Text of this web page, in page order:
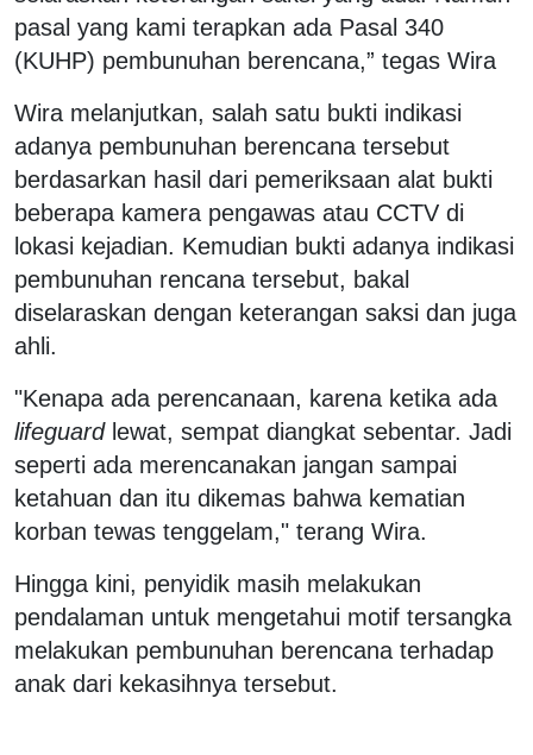
pasal yang kami terapkan ada Pasal 340
(KUHP) pembunuhan berencana,” tegas Wira
Wira melanjutkan, salah satu bukti indikasi
adanya pembunuhan berencana tersebut
berdasarkan hasil dari pemeriksaan alat bukti
beberapa kamera pengawas atau CCTV di
lokasi kejadian. Kemudian bukti adanya indikasi
pembunuhan rencana tersebut, bakal
diselaraskan dengan keterangan saksi dan juga
ahli.
"Kenapa ada perencanaan, karena ketika ada
lifeguardlewat, sempat diangkat sebentar. Jadi
seperti ada merencanakan jangan sampai
ketahuan dan itu dikemas bahwa kematian
korban tewas tenggelam," terang Wira.
Hingga kini, penyidik masih melakukan
pendalaman untuk mengetahui motif tersangka
melakukan pembunuhan berencana terhadap
anak dari kekasihnya tersebut.